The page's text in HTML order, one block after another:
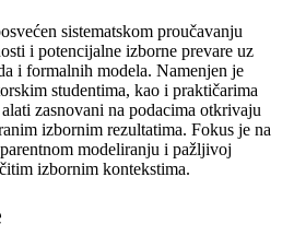
sistematskom proučavanju
i potencijalne izborne prevare uz
i formalnih modela. Namenjen je
studentima, kao i praktičarima
zasnovani na podacima otkrivaju
izbornim rezultatima. Fokus je na
modeliranju i pažljivoj
izbornim kontekstima.